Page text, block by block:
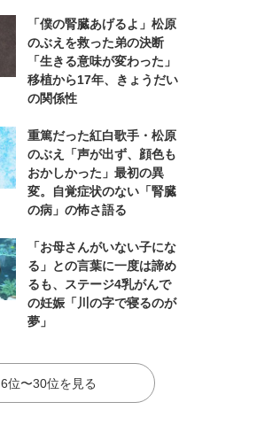
食育にも力を入れ、息子と一緒に味
「僕の腎臓あげるよ」松原
のぶえを救った弟の決断
「生きる意味が変わった」
移植から17年、きょうだい
の関係性
重篤だった紅白歌手・松原
のぶえ「声が出ず、顔色も
おかしかった」最初の異
変。自覚症状のない「腎臓
の病」の怖さ語る
「お母さんがいない子にな
る」との言葉に一度は諦め
るも、ステージ4乳がんで
の妊娠「川の字で寝るのが
夢」
6位〜30位を見る